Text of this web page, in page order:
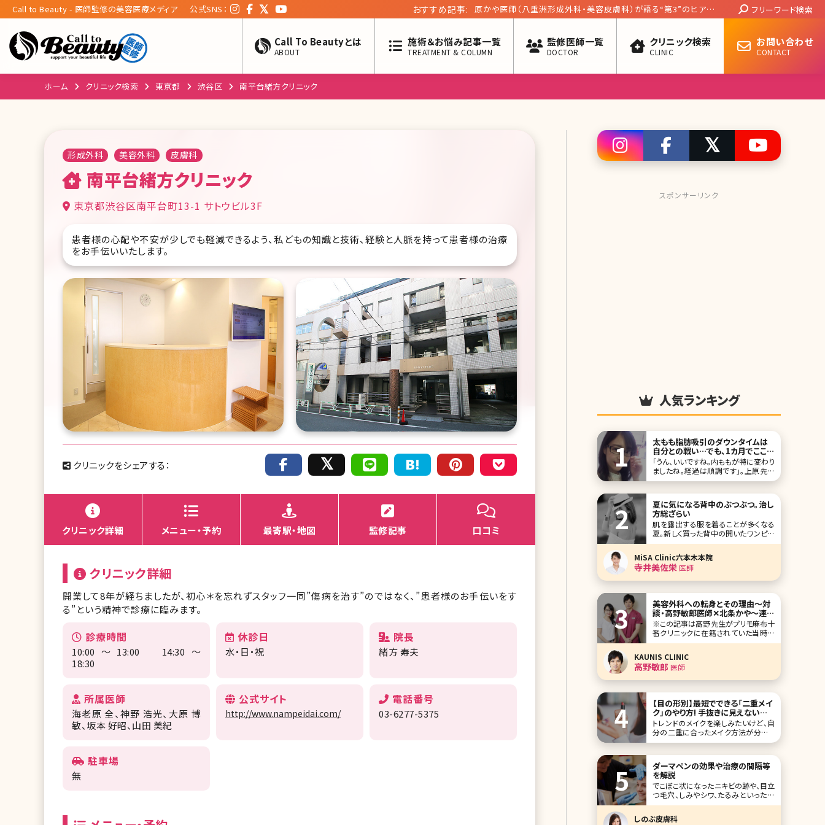
Call to Beauty - 医師監修の美容医療メディア 公式SNS： おすすめ記事:
原かや医師（八重洲形成外科・美容皮膚科）が語る“第3”のヒアル
Search:
フリーワード検索
Call To Beautyとは
ABOUT
施術＆お悩み記事一覧
TREATMENT & COLUMN
監修医師一覧
DOCTOR
クリニック検索
CLINIC
お問い合わせ
CONTACT
ホーム クリニック検索 東京都 渋谷区 南平台緒方クリニック
形成外科 美容外科 皮膚科
南平台緒方クリニック
東京都渋谷区南平台町13-1 サトウビル3F
患者様の心配や不安が少しでも軽減できるよう、私どもの知識と技術、経験と人脈を持って患者様の治療
をお手伝いいたします。
クリニックをシェアする：
クリニック詳細 メニュー・予約 最寄駅・地図 監修記事 口コミ
クリニック詳細
開業して8年が経ちましたが、初心＊を忘れずスタッフ一同”傷病を治す”のではなく、”患者様のお手伝いをす
る”という精神で診療に臨みます。
診療時間
10:00～13:00 14:30～
18:30
休診日
水・日・祝
院長
緒方 寿夫
所属医師
海老原 全 神野 浩光 大原 博
敏 坂本 好昭 山田 美紀
公式サイト
http://www.nampeidai.com/
電話番号
03-6277-5375
駐車場
無
スポンサーリンク
人気ランキング
太もも脂肪吸引のダウンタイムは
自分との戦い…でも、1カ月でここま
で細くなっていいの!?／北条かやの
脂肪吸引（太もも、ふくらはぎ）体験
記
「うん、いいですね。内ももが特に変わり
ましたね。経過は順調です」。上原先生
の声が満足そうだ。内ももとふくらはぎ
影と検診のため、私は湘南美容外科ク
リニックの両国院を訪ねていた。「まだ1
カ月で、こんなに細くなっていいんです
か?」「僕自身もちょっと驚きです。北条
さんはもと
夏に気になる背中のぶつぶつ。治し
方総ざらい
肌を露出する服を着ることが多くなる
夏。新しく買った背中の開いたワンピー
スやカットソーを着てみて、背中にぶつ
ぶつができていて慌ててしまった……そ
んな経験はありませんか?薄着の季節
になると背中は人目につきやすいもの
の普段、自分では目にすることが少な
でもあります。ここで
MiSA Clinic六本木本院
寺井美佐栄 医師
美容外科への転身とその理由〜対
談・高野敏郎医師✕北条かや〜連載
「イケメン医師に会いたい!」
※この記事は高野先生がプリモ麻布十
番クリニックに在籍されていた当時の
記事です。 美容外科のドクターは、ふだ
くる先生たちは、爽やかな笑顔で私たち
を迎えてくれるけど、実際に何を思って
働いているのか、本当のところは見えて
KAUNIS CLINIC
高野敏郎 医師
【目の形別】最短でできる「二重メイ
ク」のやり方! 手抜きに見えない旬
メイクを解説
トレンドのメイクを楽しみたいけど、自
分の二重に合ったメイク方法が分から
ないという悩みはありませんか?実は
たメイクのポイントがあります。自分の
二重に合わせたメイクをおさえないと、
雑誌のモデルのようなパッチリ可愛らし
い目元をつくるはず
ダーマペンの効果や治療の間隔等
を解説
でこぼこ状になったニキビの跡や、目立
つ毛穴、しみやシワ、たるみといったエ
イジングまで幅広い肌の悩みに対応で
きるのがダーマペンです。その名の通
り、ペン状の器具を使って肌に小さな
しのぶ皮膚科